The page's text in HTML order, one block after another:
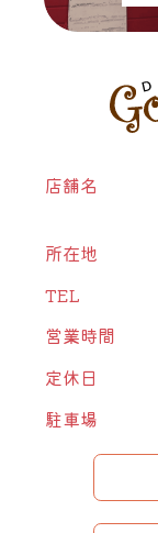
店舗名
所在地
TEL
営業時間
定休日
駐車場